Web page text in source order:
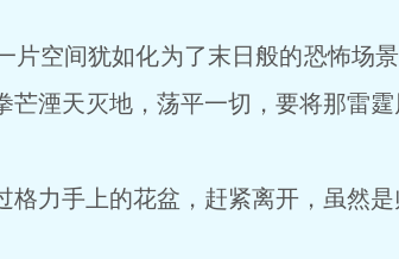
空间犹如化为了末日般的恐怖场
芒湮天灭地，荡平一切，要将那雷霆
力手上的花盆，赶紧离开，虽然是